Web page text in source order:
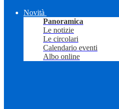
Novità
Panoramica
Le notizie
Le circolari
Calendario eventi
Albo online